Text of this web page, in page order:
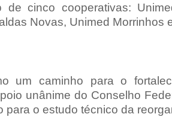
de cinco cooperativas:
Novas, Unimed Morrinhos
um caminho para o
unânime do Conselho
para o estudo técnico da